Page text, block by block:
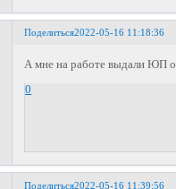
Поделиться2022-05-16 11:18:36
А мне на работе выдали ЮП
0
Поделиться2022-05-16 11:39:56